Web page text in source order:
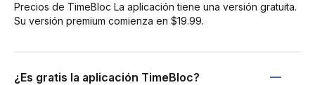
Precios de TimeBloc La aplicación tiene una versión gratuita.
Su versión premium comienza en $19.99.
¿Es gratis la aplicación TimeBloc?